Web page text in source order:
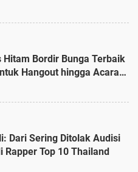
Hitam Bordir Bunga Terbaik
Hangout hingga Acara
Dari Sering Ditolak Audisi
Rapper Top 10 Thailand